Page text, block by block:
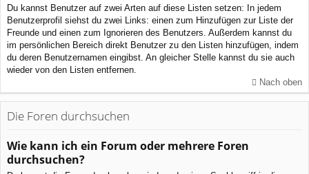
Du kannst Benutzer auf zwei Arten auf diese Listen setzen: In jedem
Benutzerprofil siehst du zwei Links: einen zum Hinzufügen zur Liste der
Freunde und einen zum Ignorieren des Benutzers. Außerdem kannst du
im persönlichen Bereich direkt Benutzer zu den Listen hinzufügen, indem
du deren Benutzernamen eingibst. An gleicher Stelle kannst du sie auch
wieder von den Listen entfernen.
Nach oben
Die Foren durchsuchen
Wie kann ich ein Forum oder mehrere Foren
durchsuchen?